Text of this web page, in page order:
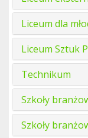
Liceum dla
Liceum Sztuk
Technikum
Szkoły
Szkoły